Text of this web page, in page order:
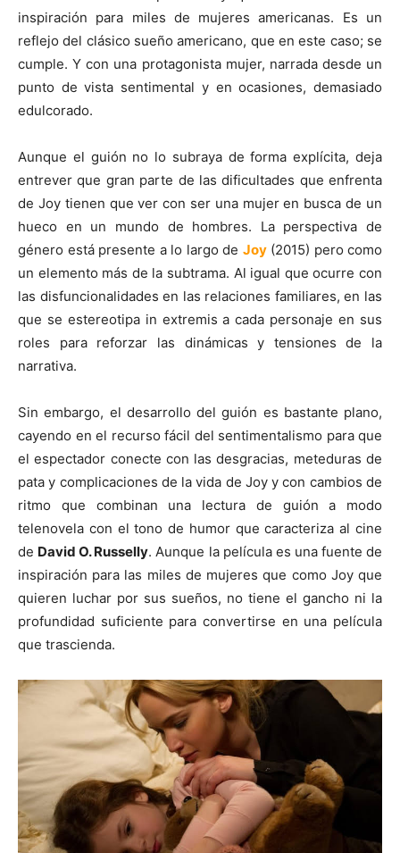
inspiración para miles de mujeres americanas. Es un
reflejo del clásico sueño americano, que en este caso; se
cumple. Y con una protagonista mujer, narrada desde un
punto de vista sentimental y en ocasiones, demasiado
edulcorado.
Aunque el guión no lo subraya de forma explícita, deja
entrever que gran parte de las dificultades que enfrenta
de Joy tienen que ver con ser una mujer en busca de un
hueco en un mundo de hombres. La perspectiva de
género está presente a lo largo de Joy(2015) pero como
un elemento más de la subtrama. Al igual que ocurre con
las disfuncionalidades en las relaciones familiares, en las
que se estereotipa in extremis a cada personaje en sus
roles para reforzar las dinámicas y tensiones de la
narrativa.
Sin embargo, el desarrollo del guión es bastante plano,
cayendo en el recurso fácil del sentimentalismo para que
el espectador conecte con las desgracias, meteduras de
pata y complicaciones de la vida de Joy y con cambios de
ritmo que combinan una lectura de guión a modo
telenovela con el tono de humor que caracteriza al cine
de David O. Russelly. Aunque la película es una fuente de
inspiración para las miles de mujeres que como Joy que
quieren luchar por sus sueños, no tiene el gancho ni la
profundidad suficiente para convertirse en una película
que trascienda.